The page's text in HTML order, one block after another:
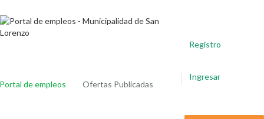
Portal de empleos Ofertas Publicadas
Registro
Ingresar